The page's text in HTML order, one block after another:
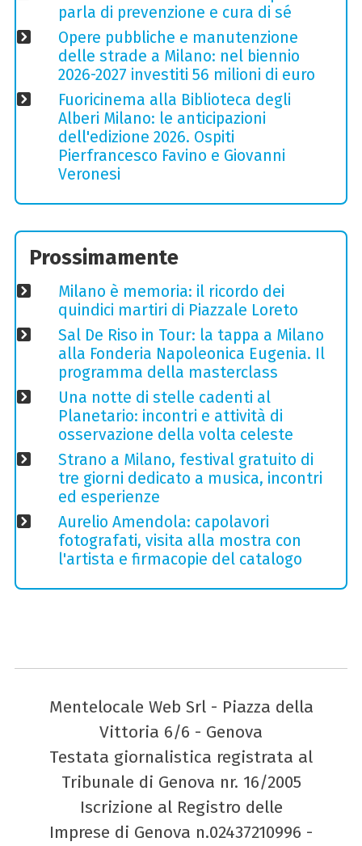
parla di prevenzione e cura di sé
Opere pubbliche e manutenzione
delle strade a Milano: nel biennio
2026-2027 investiti 56 milioni di euro
Fuoricinema alla Biblioteca degli
Alberi Milano: le anticipazioni
dell'edizione 2026. Ospiti
Pierfrancesco Favino e Giovanni
Veronesi
Prossimamente
Milano è memoria: il ricordo dei
quindici martiri di Piazzale Loreto
Sal De Riso in Tour: la tappa a Milano
alla Fonderia Napoleonica Eugenia. Il
programma della masterclass
Una notte di stelle cadenti al
Planetario: incontri e attività di
osservazione della volta celeste
Strano a Milano, festival gratuito di
tre giorni dedicato a musica, incontri
ed esperienze
Aurelio Amendola: capolavori
fotografati, visita alla mostra con
l'artista e firmacopie del catalogo
Mentelocale Web Srl - Piazza della
Vittoria 6/6 - Genova
Testata giornalistica registrata al
Tribunale di Genova nr. 16/2005
Iscrizione al Registro delle
Imprese di Genova n.02437210996 -